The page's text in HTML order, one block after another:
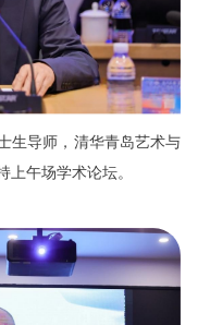
生导师，清华青岛艺术与
上午场学术论坛。